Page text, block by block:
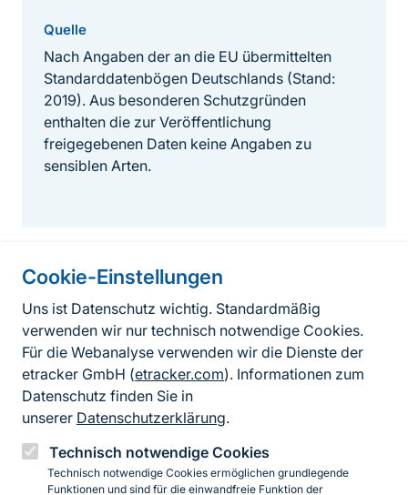
Cookie-Einstellungen
Uns ist Datenschutz wichtig. Standardmäßig
verwenden wir nur technisch notwendige Cookies.
Für die Webanalyse verwenden wir die Dienste der
etracker GmbH (etracker.com). Informationen zum
Datenschutz finden Sie in
unserer Datenschutzerklärung.
Technisch notwendige Cookies
Technisch notwendige Cookies ermöglichen grundlegende
Funktionen und sind für die einwandfreie Funktion der
Quelle
Nach Angaben der an die EU übermittelten
Standarddatenbögen Deutschlands (Stand:
2019). Aus besonderen Schutzgründen
enthalten die zur Veröffentlichung
freigegebenen Daten keine Angaben zu
sensiblen Arten.
Informationen zur Seite
FußzeileKontakt zum BfN
Kontaktformular
Erklärung zur Barrierefreiheit
Impressum
Datenschutz